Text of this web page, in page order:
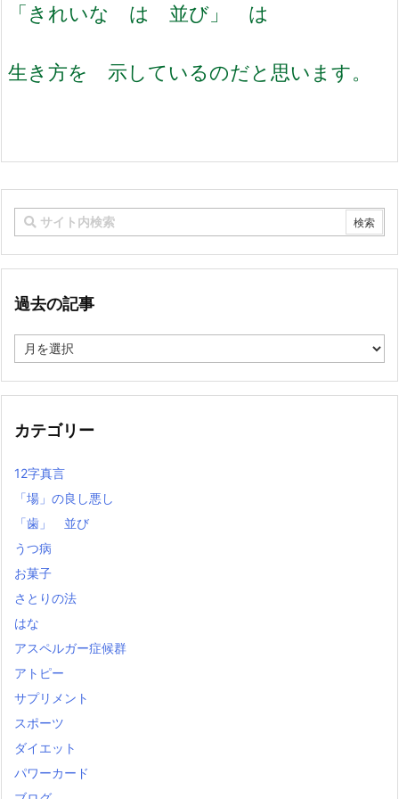
「きれいな は 並び」 は
生き方を 示しているのだと思います。
過去の記事
去
記
カテゴリー
12字真言
「場」の良し悪し
「歯」 並び
うつ病
お菓子
さとりの法
はな
アスペルガー症候群
アトピー
サプリメント
スポーツ
ダイエット
パワーカード